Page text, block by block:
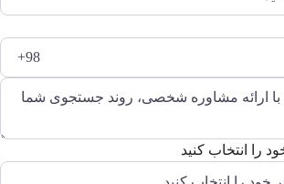
را انتخاب کنید